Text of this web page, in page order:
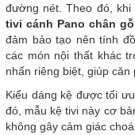
đường nét. Theo đó,
tivi cánh Pano chân
đảm bảo tạo nên tính
các món nội thất khác
nhấn riêng biệt, giúp
Kiểu dáng kệ được tối
đó, mẫu kệ tivi này cơ
không gây cảm giác